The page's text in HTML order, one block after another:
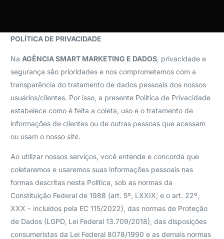
POLÍTICA DE PRIVACIDADE
Na AGÊNCIA SMART MARKETING E DADOS , privacidade e
segurança são prioridades e nos comprometemos com a
transparência do tratamento de dados pessoais dos nossos
usuários/clientes. Por isso, a presente Política de Privacidade
estabelece como é feita a coleta, uso e o tratamento de
informações de clientes ou de outras pessoas que acessam
ou usam o nossosite.
Ao utilizar nossos serviços, você entende e concorda que
coletaremos e usaremos suas informações pessoais nas
formas descritas nesta Política, sob as normas da
Constituição Federal de 1988 (art. 5º, LXXIX; e o art. 22º,
XXX – incluídos pela EC 115/2022), das normas de Proteção
de Dados (LGPD, Lei Federal 13.709/2018), das disposições
consumeristas da Lei Federal 8078/1990 e as demais normas